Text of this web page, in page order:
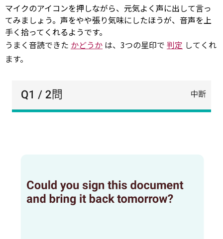
マイクのアイコンを押しながら、元気よく声に出して言っ
てみましょう。声をやや張り気味にしたほうが、音声を上
手く拾ってくれるようです。
うまく音読できた かどうか は、3つの星印で 判定 してくれ
ます。